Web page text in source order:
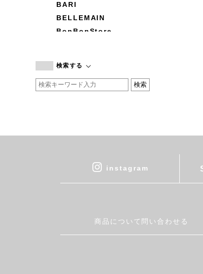
BARI
BELLEMAIN
BonBonStore
by basics
CATWORTH
cohan
DEAN & DELUCA
Fatima Morocco
検索する
instagram
商品について問い合わせる